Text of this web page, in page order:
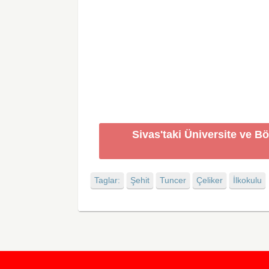
Sivas'taki Üniversite ve
Taglar: Şehit Tuncer Çeliker İlkokulu